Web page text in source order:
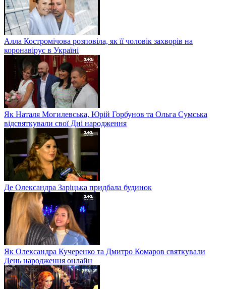
Алла Костромічова розповіла, як її чоловік захворів на
коронавірус в Україні
Як Наталя Могилевська, Юрій Горбунов та Ольга Сумська
відсвяткували свої Дні народження
Де Олександра Заріцька придбала будинок
Як Олександра Кучеренко та Дмитро Комаров святкували
День народження онлайн